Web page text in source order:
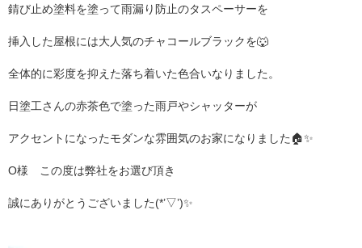
錆び止め塗料を塗って雨漏り防止のタスペーサーを
挿入した屋根には大人気のチャコールブラックを🐺
全体的に彩度を抑えた落ち着いた色合いなりました。
日塗工さんの赤茶色で塗った雨戸やシャッターが
アクセントになったモダンな雰囲気のお家になりました🏠✨
O様 この度は弊社をお選び頂き
誠にありがとうございました(*’▽’)✨